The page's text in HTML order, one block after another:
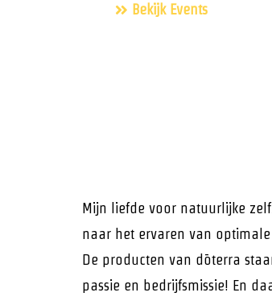
Bekijk Events
Mijn liefde voor natuurlijke
naar het ervaren van
De producten van dōterra
passie en bedrijfsmissie! En